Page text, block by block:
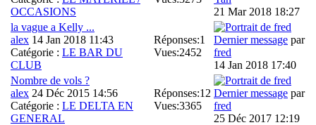
OCCASIONS
21 Mar 2018 18:27
la vague a Kelly ...
alex 14 Jan 2018 11:43
Catégorie : LE BAR DU
CLUB
Réponses:1
Vues:2452
Dernier message par
fred
14 Jan 2018 17:40
Nombre de vols ?
alex 24 Déc 2015 14:56
Catégorie : LE DELTA EN
GENERAL
Réponses:12
Vues:3365
Dernier message par
fred
25 Déc 2017 12:19